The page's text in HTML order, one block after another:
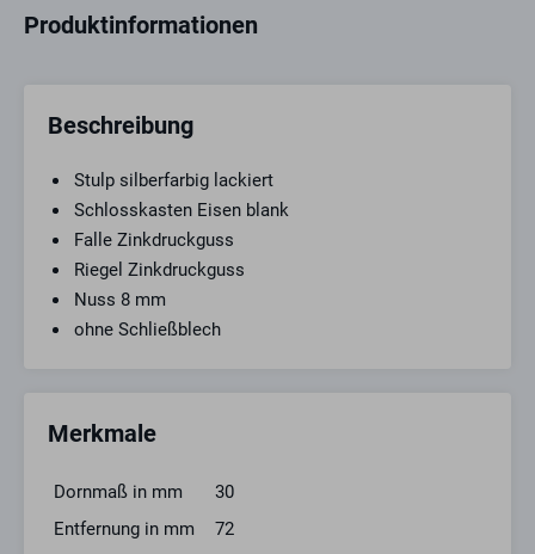
Produktinformationen
Beschreibung
Stulp silberfarbig lackiert
Schlosskasten Eisen blank
Falle Zinkdruckguss
Riegel Zinkdruckguss
Nuss 8 mm
ohne Schließblech
Merkmale
Dornmaß in mm
30
Entfernung in mm
72